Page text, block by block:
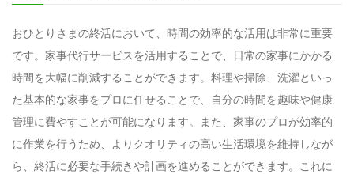
おひとりさまの終活において、時間の効率的な活用は非常に重要
です。家事代行サービスを活用することで、日常の家事にかかる
時間を大幅に削減することができます。料理や掃除、洗濯といっ
た基本的な家事をプロに任せることで、自分の時間を趣味や健康
管理に費やすことが可能になります。また、家事のプロが効率的
に作業を行うため、よりクオリティの高い生活環境を維持しなが
ら、終活に必要な手続きや計画を進めることができます。これに